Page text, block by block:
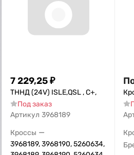
7 229,25₽
ТННД (24V) ISLE,QSL , С+,
Под заказ
Артикул 3968189
Кроссы —
3968189, 3968190, 5260634,